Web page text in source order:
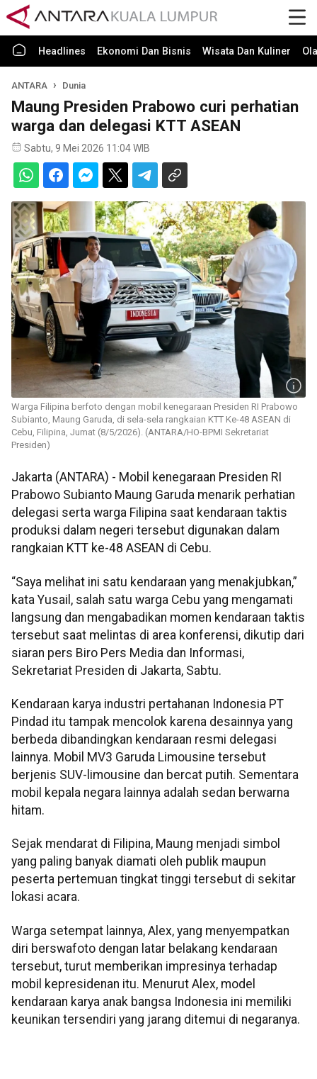
Headlines Ekonomi Dan Bisnis Wisata Dan Kuliner
ANTARA Dunia
Maung Presiden Prabowo curi perhatian
warga dan delegasi KTT ASEAN
Sabtu, 9 Mei 2026 11:04 WIB
Warga Filipina berfoto dengan mobil kenegaraan Presiden RI Prabowo
Subianto, Maung Garuda, di sela-sela rangkaian KTT Ke-48 ASEAN di
Cebu, Filipina, Jumat (8/5/2026). (ANTARA/HO-BPMI Sekretariat
Presiden)
Jakarta (ANTARA) - Mobil kenegaraan Presiden RI
Prabowo Subianto Maung Garuda menarik perhatian
delegasi serta warga Filipina saat kendaraan taktis
produksi dalam negeri tersebut digunakan dalam
rangkaian KTT ke-48 ASEAN di Cebu.
“Saya melihat ini satu kendaraan yang menakjubkan,”
kata Yusail, salah satu warga Cebu yang mengamati
langsung dan mengabadikan momen kendaraan taktis
tersebut saat melintas di area konferensi, dikutip dari
siaran pers Biro Pers Media dan Informasi,
Sekretariat Presiden di Jakarta, Sabtu.
Kendaraan karya industri pertahanan Indonesia PT
Pindad itu tampak mencolok karena desainnya yang
berbeda dibandingkan kendaraan resmi delegasi
lainnya. Mobil MV3 Garuda Limousine tersebut
berjenis SUV-limousine dan bercat putih. Sementara
mobil kepala negara lainnya adalah sedan berwarna
hitam.
Sejak mendarat di Filipina, Maung menjadi simbol
yang paling banyak diamati oleh publik maupun
peserta pertemuan tingkat tinggi tersebut di sekitar
lokasi acara.
Warga setempat lainnya, Alex, yang menyempatkan
diri berswafoto dengan latar belakang kendaraan
tersebut, turut memberikan impresinya terhadap
mobil kepresidenan itu. Menurut Alex, model
kendaraan karya anak bangsa Indonesia ini memiliki
keunikan tersendiri yang jarang ditemui di negaranya.